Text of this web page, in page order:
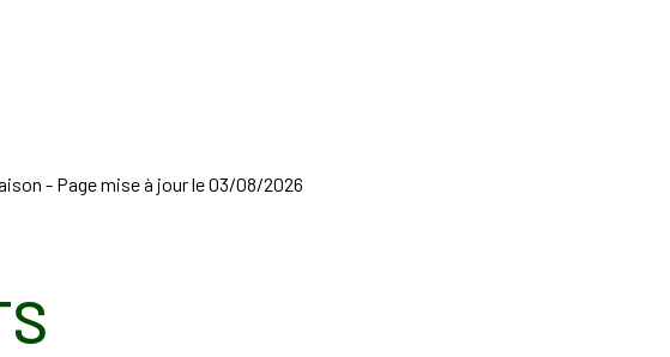
- Page mise à jour le 03/08/2026